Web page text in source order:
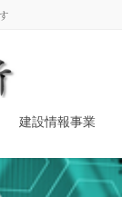
建設情報事業